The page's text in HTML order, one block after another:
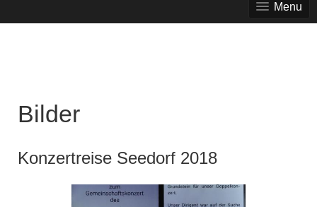
Menu
Bilder
Konzertreise Seedorf 2018